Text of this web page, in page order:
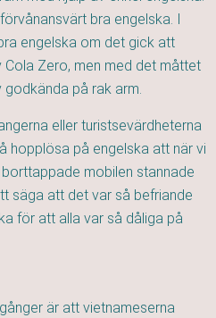
bra engelska. I
engelska om det gick att
Zero, men med det måttet
på rak arm.
eller turistsevärdheterna
hopplösa på engelska att när vi
mobilen stannade
säga att det var så befriande
för att alla var så dåliga på
är att vietnameserna